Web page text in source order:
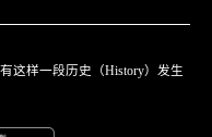
这样一段历史（History）发生